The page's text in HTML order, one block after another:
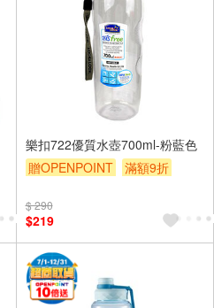
樂扣722優質水壺700ml-粉藍色
贈OPENPOINT
滿額9折
$ 290
$219